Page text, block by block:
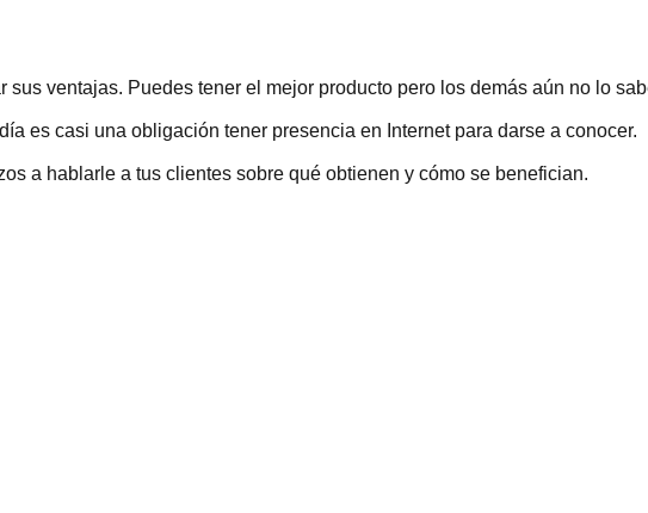
ventajas. Puedes tener el mejor producto pero los demás aún no lo
es casi una obligación tener presencia en Internet para darse a conocer.
a hablarle a tus clientes sobre qué obtienen y cómo se benefician.